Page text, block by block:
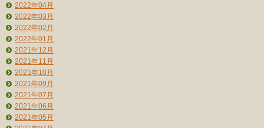
2022年04月
2022年03月
2022年02月
2022年01月
2021年12月
2021年11月
2021年10月
2021年09月
2021年07月
2021年06月
2021年05月